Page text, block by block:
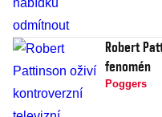
Robert
fenomén
Poggers